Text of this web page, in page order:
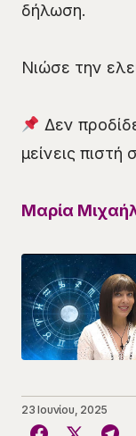
δήλωση.
Νιώσε την
Δεν
μείνεις
Μαρία
23 Ιουνίου, 2025